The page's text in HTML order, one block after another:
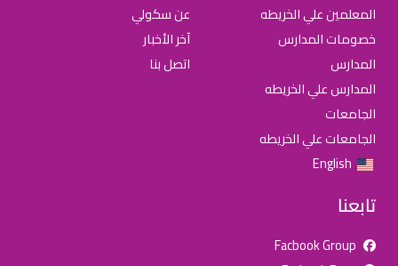
المعلمين علي الخريطه
خصومات المدارس
المدارس
المدارس علي الخريطه
الجامعات
الجامعات علي الخريطه
English
عن سكولي
آخر الأخبار
اتصل بنا
تابعنا
Facbook Group